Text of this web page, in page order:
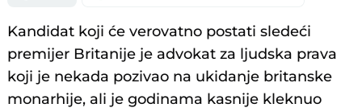
Kandidat koji će verovatno postati sledeći
premijer Britanije je advokat za ljudska prava
koji je nekada pozivao na ukidanje britanske
monarhije, ali je godinama kasnije kleknuo